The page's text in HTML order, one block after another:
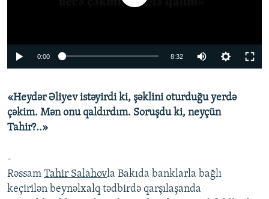
AZADLIQRADIOSU MOBIL TELEFONUNUZDA
XƏBƏR BÜLLETENLƏRIMIZ
RFE/RL-in bütün saytları
0:00 8:32
«Heydər Əliyev istəyirdi ki, şəklini oturduğu yerdə
çəkim. Mən onu qaldırdım. Soruşdu ki, neyçün
Tahir?..»
-
Rəssam Tahir Salahovla Bakıda banklarla bağlı
keçirilən beynəlxalq tədbirdə qarşılaşanda